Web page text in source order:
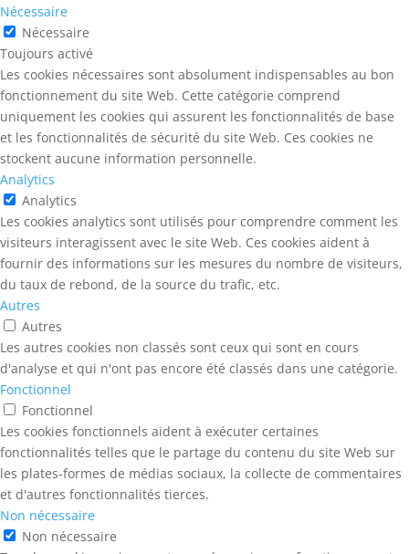
Nécessaire
Nécessaire
Toujours activé
Les cookies nécessaires sont absolument indispensables au bon
fonctionnement du site Web. Cette catégorie comprend
uniquement les cookies qui assurent les fonctionnalités de base
et les fonctionnalités de sécurité du site Web. Ces cookies ne
stockent aucune information personnelle.
Analytics
Analytics
Les cookies analytics sont utilisés pour comprendre comment les
visiteurs interagissent avec le site Web. Ces cookies aident à
fournir des informations sur les mesures du nombre de visiteurs,
du taux de rebond, de la source du trafic, etc.
Autres
Autres
Les autres cookies non classés sont ceux qui sont en cours
d'analyse et qui n'ont pas encore été classés dans une catégorie.
Fonctionnel
Fonctionnel
Les cookies fonctionnels aident à exécuter certaines
fonctionnalités telles que le partage du contenu du site Web sur
les plates-formes de médias sociaux, la collecte de commentaires
et d'autres fonctionnalités tierces.
Non nécessaire
Non nécessaire